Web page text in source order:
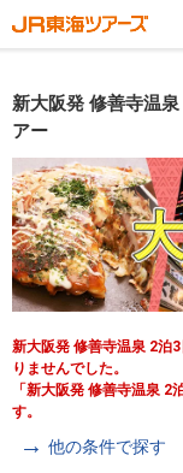
新大阪発 修善寺温
アー
新大阪発 修善寺温泉 2泊
りませんでした。
「新大阪発 修善寺温泉
す。
他の条件で探す